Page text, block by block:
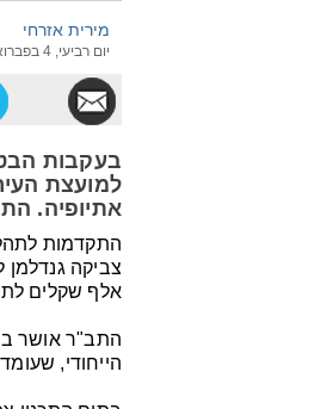
מירית אזרחי
יום רביעי, 4 בפברואר 2015, 09:32
בעקבות
אתיופיה.
התקדמות
אלף שקלים
התב"ר אושר
הייחודי,